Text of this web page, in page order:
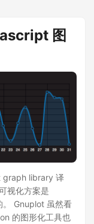
图
graph library 译
视化方案是
Gnuplot 虽然看
的图形化工具也